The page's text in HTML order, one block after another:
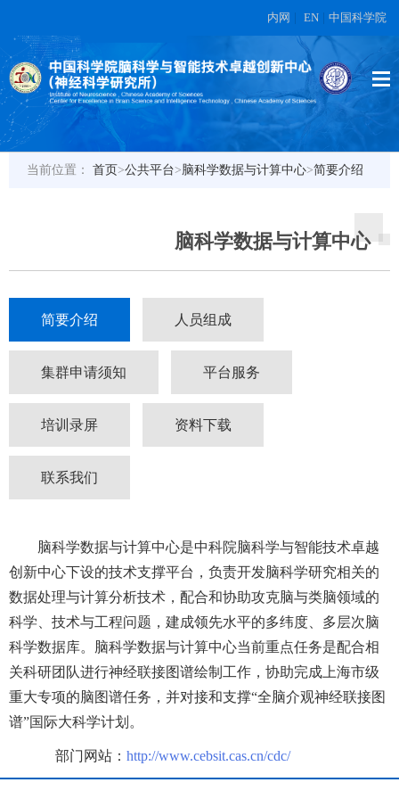
内网 EN 中国科学院
当前位置： 首页>公共平台>脑科学数据与计算中心>简要介绍
脑科学数据与计算中心
简要介绍 人员组成
集群申请须知 平台服务
培训录屏 资料下载
联系我们
脑科学数据与计算中心是中科院脑科学与智能技术卓越
创新中心下设的技术支撑平台，负责开发脑科学研究相关的
数据处理与计算分析技术，配合和协助攻克脑与类脑领域的
科学、技术与工程问题，建成领先水平的多纬度、多层次脑
科学数据库。脑科学数据与计算中心当前重点任务是配合相
关科研团队进行神经联接图谱绘制工作，协助完成上海市级
重大专项的脑图谱任务，并对接和支撑“全脑介观神经联接图
谱”国际大科学计划。
部门网站： http://www.cebsit.cas.cn/cdc/